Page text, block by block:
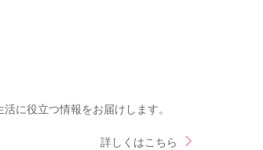
に役立つ情報をお届けします。
詳しくはこちら